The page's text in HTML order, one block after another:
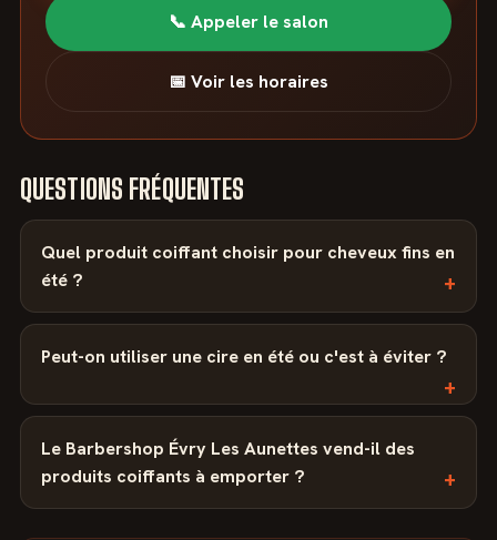
📞 Appeler le salon
📅 Voir les horaires
QUESTIONS FRÉQUENTES
Quel produit coiffant choisir pour cheveux fins en
été ?
Peut-on utiliser une cire en été ou c'est à éviter ?
Le Barbershop Évry Les Aunettes vend-il des
produits coiffants à emporter ?